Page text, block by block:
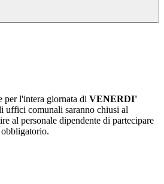
per l'intera giornata di VENERDI'
uffici comunali saranno chiusi al
al personale dipendente di partecipare